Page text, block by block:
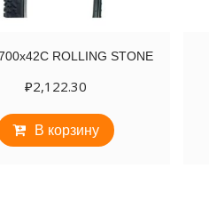
ROLLING STONE
₽2,122.30
В корзину